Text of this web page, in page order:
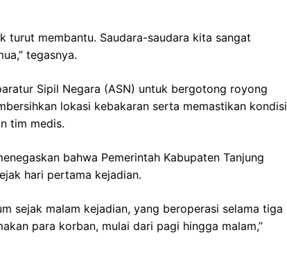
turut membantu. Saudara-saudara kita sangat
tegasnya.
Sipil Negara (ASN) untuk bergotong royong
lokasi kebakaran serta memastikan kondisi
tim medis.
bahwa Pemerintah Kabupaten Tanjung
hari pertama kejadian.
sejak malam kejadian, yang beroperasi selama tiga
para korban, mulai dari pagi hingga malam,”